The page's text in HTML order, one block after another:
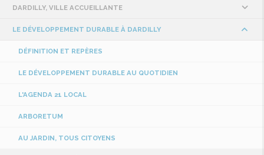
DARDILLY, VILLE ACCUEILLANTE
LE DÉVELOPPEMENT DURABLE À DARDILLY
DÉFINITION ET REPÈRES
LE DÉVELOPPEMENT DURABLE AU QUOTIDIEN
L'AGENDA 21 LOCAL
ARBORETUM
AU JARDIN, TOUS CITOYENS